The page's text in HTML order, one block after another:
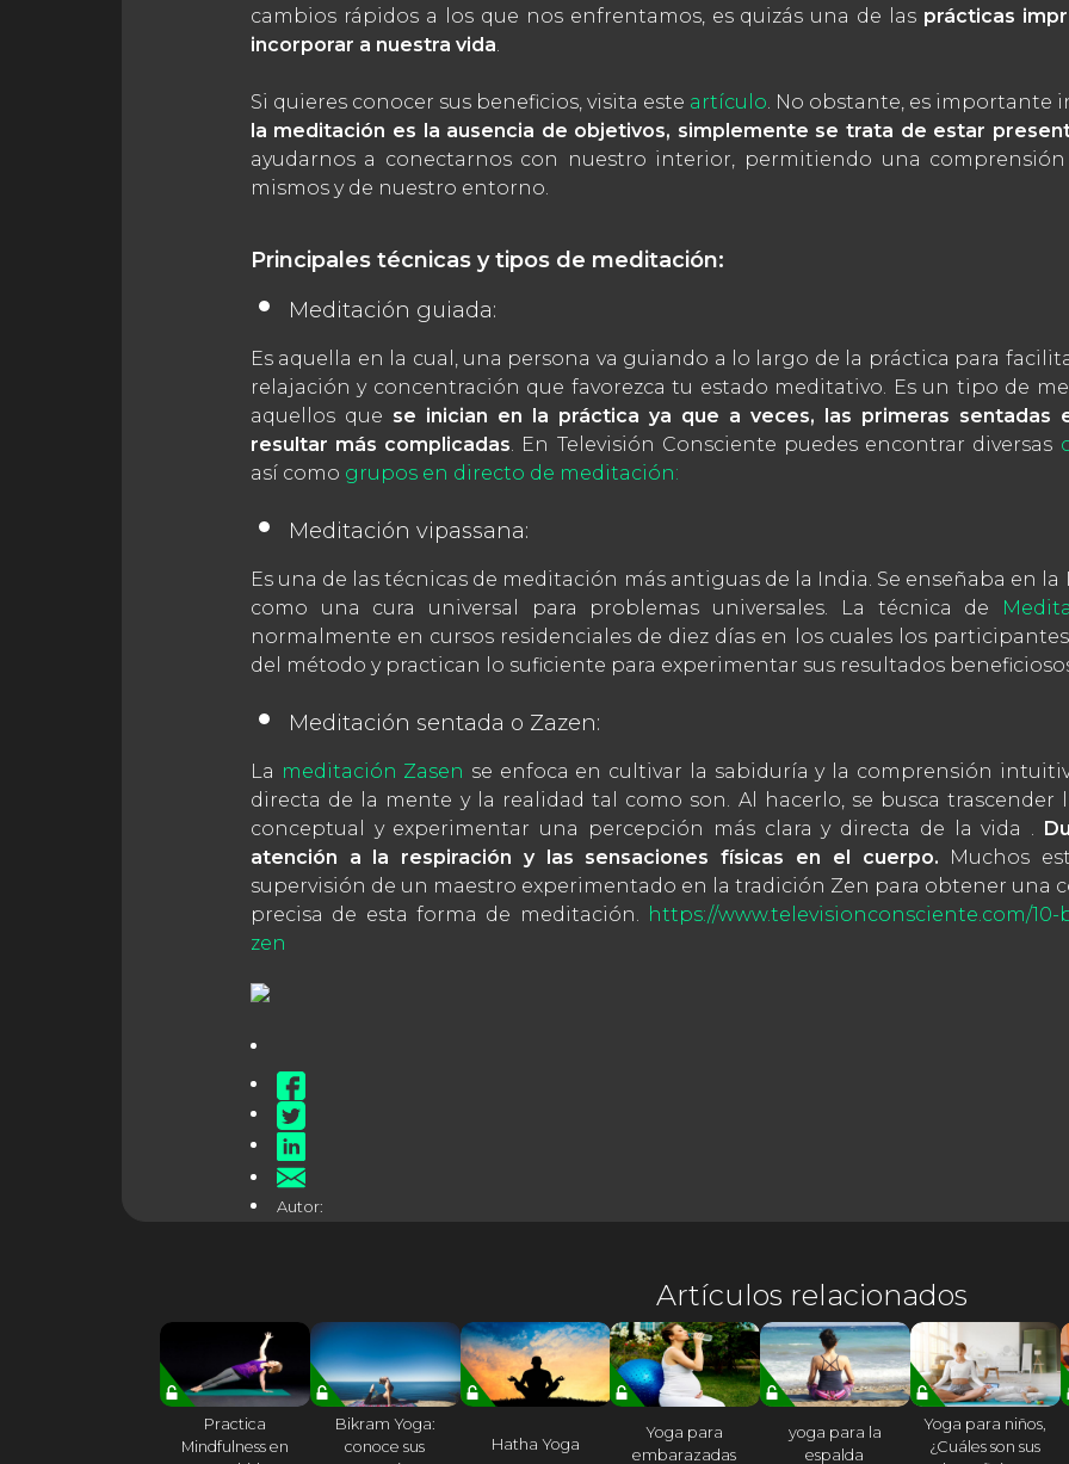
cambios rápidos a los que nos enfrentamos, es quizás una de las prácticas
incorporar a nuestra vida.
Si quieres conocer sus beneficios, visita este artículo. No obstante, es importante
la meditación es la ausencia de objetivos, simplemente se trata de estar
ayudarnos a conectarnos con nuestro interior, permitiendo una
mismos y de nuestro entorno.
Principales técnicas y tipos de meditación:
Meditación guiada:
Es aquella en la cual, una persona va guiando a lo largo de la práctica para
relajación y concentración que favorezca tu estado meditativo. Es un tipo de
aquellos que se inician en la práctica ya que a veces, las primeras sentadas
resultar más complicadas. En Televisión Consciente puedes encontrar diversas
así como grupos en directo de meditación:
Meditación vipassana:
Es una de las técnicas de meditación más antiguas de la India. Se enseñaba en la
como una cura universal para problemas universales. La técnica de
normalmente en cursos residenciales de diez días en los cuales los
del método y practican lo suficiente para experimentar sus resultados
Meditación sentada o Zazen:
La meditación Zasen se enfoca en cultivar la sabiduría y la comprensión
directa de la mente y la realidad tal como son. Al hacerlo, se busca
conceptual y experimentar una percepción más clara y directa de la vida .
atención a la respiración y las sensaciones físicas en el cuerpo. Muchos
supervisión de un maestro experimentado en la tradición Zen para obtener una
precisa de esta forma de meditación. https://www.televisionconsciente.com/
zen
Autor:
Artículos relacionados
Practica
Mindfulness en
Bikram Yoga:
conoce sus
Hatha Yoga
Yoga para
embarazadas
yoga para la
espalda
Yoga para niños,
¿Cuáles son sus